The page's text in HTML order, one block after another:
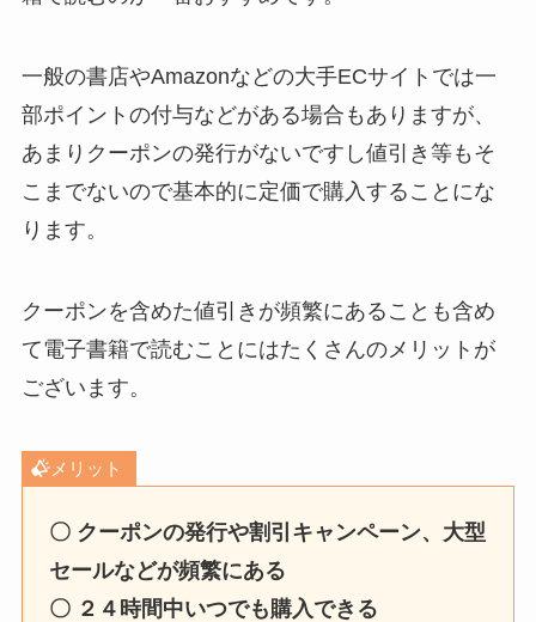
一般の書店やAmazonなどの大手ECサイトでは一
部ポイントの付与などがある場合もありますが、
あまりクーポンの発行がないですし値引き等もそ
こまでないので基本的に定価で購入することにな
ります。
クーポンを含めた値引きが頻繁にあることも含め
て電子書籍で読むことにはたくさんのメリットが
ございます。
メリット
〇 クーポンの発行や割引キャンペーン、大型
セールなどが頻繁にある
〇 ２４時間中いつでも購入できる